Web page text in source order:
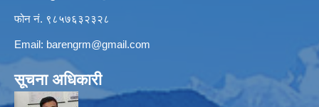
फोन नं. ९८५७६३२३२८
Email: barengrm@gmail.com
सूचना अधिकारी